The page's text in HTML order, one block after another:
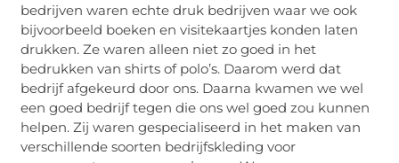
bedrijven waren echte druk bedrijven waar we ook
bijvoorbeeld boeken en visitekaartjes konden laten
drukken. Ze waren alleen niet zo goed in het
bedrukken van shirts of polo’s. Daarom werd dat
bedrijf afgekeurd door ons. Daarna kwamen we wel
een goed bedrijf tegen die ons wel goed zou kunnen
helpen. Zij waren gespecialiseerd in het maken van
verschillende soorten bedrijfskleding voor